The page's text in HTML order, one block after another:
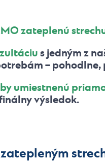
zateplenú
s jedným z
–
umiestnenú
výsledok.